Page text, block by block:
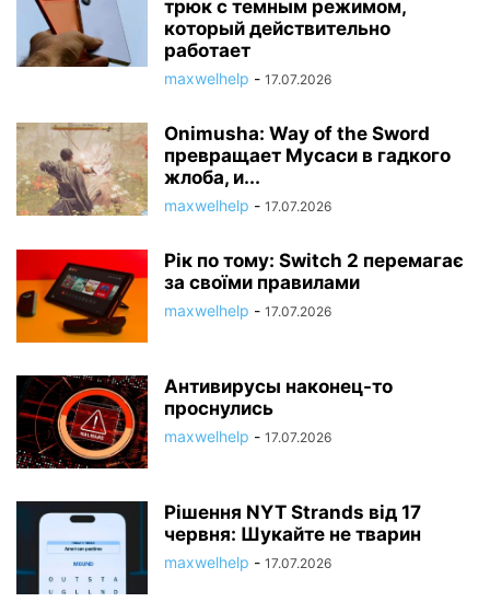
трюк с темным режимом,
который действительно
работает
maxwelhelp - 17.07.2026
Onimusha: Way of the Sword
превращает Мусаси в гадкого
жлоба, и...
maxwelhelp - 17.07.2026
Рік по тому: Switch 2 перемагає
за своїми правилами
maxwelhelp - 17.07.2026
Антивирусы наконец-то
проснулись
maxwelhelp - 17.07.2026
Рішення NYT Strands від 17
червня: Шукайте не тварин
maxwelhelp - 17.07.2026